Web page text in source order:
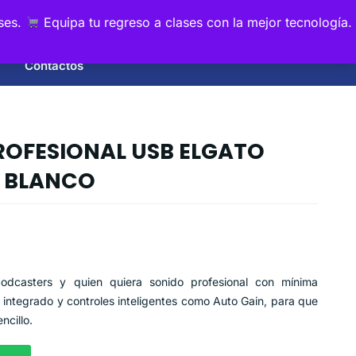
Equipa tu regreso a clases con la mejor tecnología.
Contactos
USB ELGATO
y quien quiera sonido profesional con mínima
y controles inteligentes como Auto Gain, para que